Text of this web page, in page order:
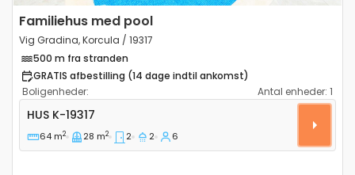
Familiehus med pool
Vig Gradina, Korcula / 19317
500 m fra stranden
GRATIS afbestilling (14 dage indtil ankomst)
Boligenheder:
Antal enheder: 1
Toværelses hus Vig Gradina, Korcula K-19317
HUS K-19317
64 m2 28 m2 2 2 6